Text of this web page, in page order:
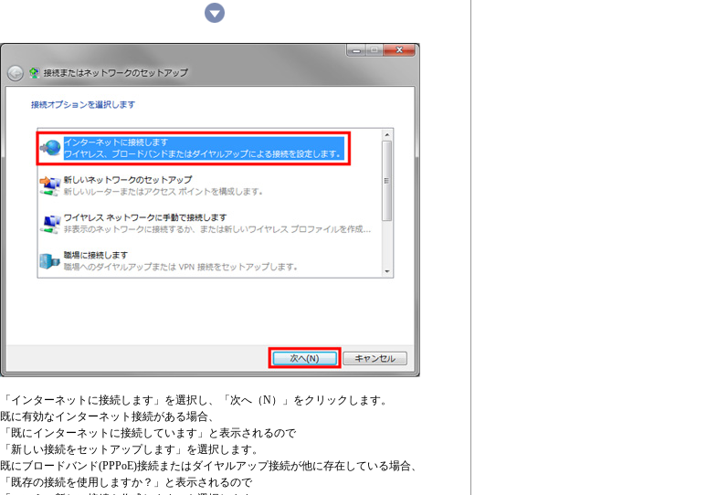
「インターネットに接続します」を選択し、「次へ（N）」をクリックします。
既に有効なインターネット接続がある場合、
「既にインターネットに接続しています」と表示されるので
「新しい接続をセットアップします」を選択します。
既にブロードバンド(PPPoE)接続またはダイヤルアップ接続が他に存在している場合、
「既存の接続を使用しますか？」と表示されるので